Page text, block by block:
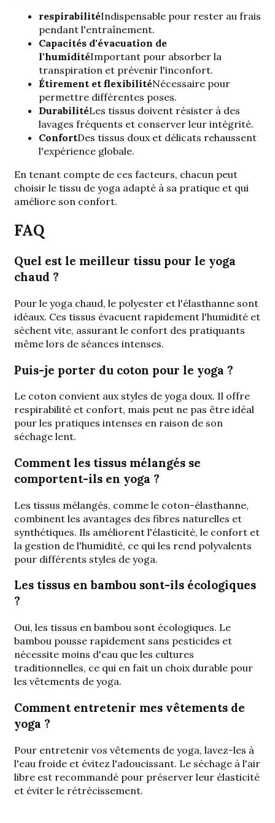
respirabilitéIndispensable pour rester au frais
pendant l'entraînement.
Capacités d'évacuation de
l'humiditéImportant pour absorber la
transpiration et prévenir l'inconfort.
Étirement et flexibilitéNécessaire pour
permettre différentes poses.
DurabilitéLes tissus doivent résister à des
lavages fréquents et conserver leur intégrité.
ConfortDes tissus doux et délicats rehaussent
l'expérience globale.
En tenant compte de ces facteurs, chacun peut
choisir le tissu de yoga adapté à sa pratique et qui
améliore son confort.
FAQ
Quel est le meilleur tissu pour le yoga
chaud ?
Pour le yoga chaud, le polyester et l'élasthanne sont
idéaux. Ces tissus évacuent rapidement l'humidité et
sèchent vite, assurant le confort des pratiquants
même lors de séances intenses.
Puis-je porter du coton pour le yoga ?
Le coton convient aux styles de yoga doux. Il offre
respirabilité et confort, mais peut ne pas être idéal
pour les pratiques intenses en raison de son
séchage lent.
Comment les tissus mélangés se
comportent-ils en yoga ?
Les tissus mélangés, comme le coton-élasthanne,
combinent les avantages des fibres naturelles et
synthétiques. Ils améliorent l'élasticité, le confort et
la gestion de l'humidité, ce qui les rend polyvalents
pour différents styles de yoga.
Les tissus en bambou sont-ils écologiques
?
Oui, les tissus en bambou sont écologiques. Le
bambou pousse rapidement sans pesticides et
nécessite moins d'eau que les cultures
traditionnelles, ce qui en fait un choix durable pour
les vêtements de yoga.
Comment entretenir mes vêtements de
yoga ?
Pour entretenir vos vêtements de yoga, lavez-les à
l'eau froide et évitez l'adoucissant. Le séchage à l'air
libre est recommandé pour préserver leur élasticité
et éviter le rétrécissement.